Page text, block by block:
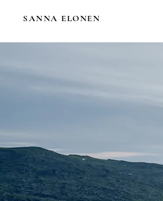
SANNA ELONEN